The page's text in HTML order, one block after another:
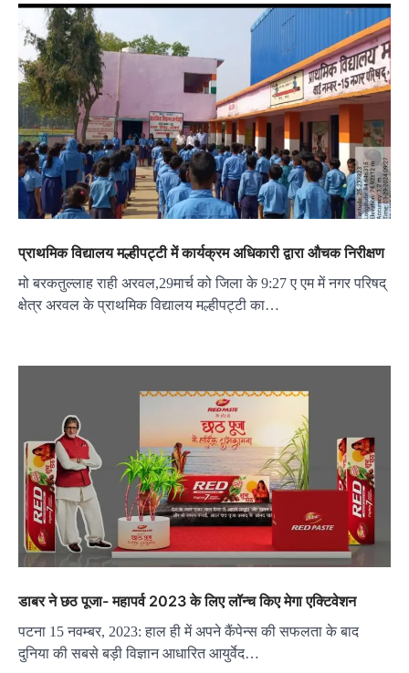
प्राथमिक विद्यालय मल्हीपट्टी में कार्यक्रम अधिकारी द्वारा औचक निरीक्षण
मो बरकतुल्लाह राही अरवल,29मार्च को जिला के 9:27 ए एम में नगर परिषद्
क्षेत्र अरवल के प्राथमिक विद्यालय मल्हीपट्टी का…
डाबर ने छठ पूजा- महापर्व 2023 के लिए लॉन्च किए मेगा एक्टिवेशन
पटना 15 नवम्बर, 2023: हाल ही में अपने कैंपेन्स की सफलता के बाद
दुनिया की सबसे बड़ी विज्ञान आधारित आयुर्वेद…